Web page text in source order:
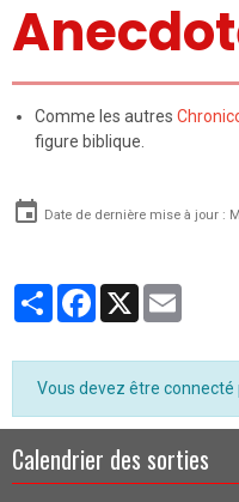
Comme les autres
figure biblique.
Date de dernière mise à jour :
PartagerFacebook
X
Vous devez être
Calendrier des sorties